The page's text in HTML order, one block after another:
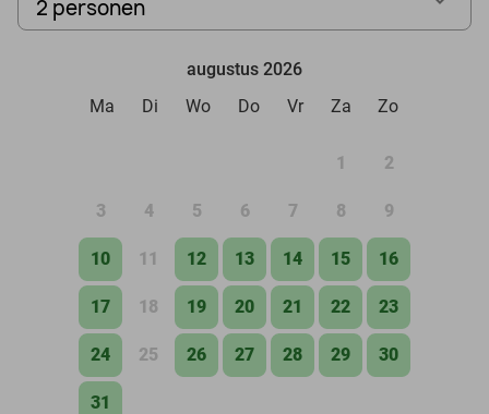
2 personen
augustus 2026
Ma
Di Wo Do Vr Za Zo
1 2
3 4 5 6 7 8 9
10 11 12 13 14 15 16
17 18 19 20 21 22 23
24 25 26 27 28 29 30
31